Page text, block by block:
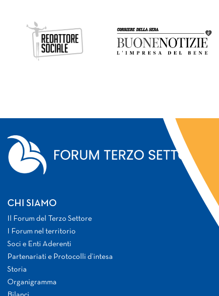
CHI SIAMO
Il Forum del Terzo Settore
I Forum nel territorio
Soci e Enti Aderenti
Partenariati e Protocolli d’intesa
Storia
Organigramma